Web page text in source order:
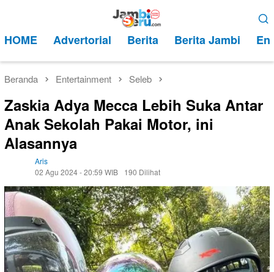
kontenMobile
HOME Advertorial Berita Berita Jambi
Beranda Entertainment Seleb
Zaskia Adya Mecca Lebih Suka Antar
Anak Sekolah Pakai Motor, ini
Alasannya
Aris
02 Agu 2024 - 20:59 WIB
190 Dilihat